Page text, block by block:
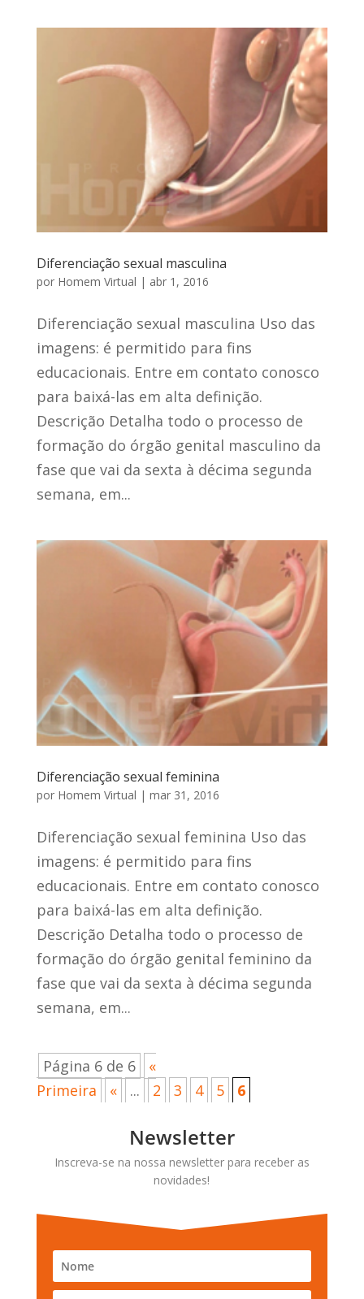
Diferenciação sexual masculina
por Homem Virtual | abr 1, 2016
Diferenciação sexual masculina Uso das
imagens: é permitido para fins
educacionais. Entre em contato conosco
para baixá-las em alta definição.
Descrição Detalha todo o processo de
formação do órgão genital masculino da
fase que vai da sexta à décima segunda
semana, em...
Diferenciação sexual feminina
por Homem Virtual | mar 31, 2016
Diferenciação sexual feminina Uso das
imagens: é permitido para fins
educacionais. Entre em contato conosco
para baixá-las em alta definição.
Descrição Detalha todo o processo de
formação do órgão genital feminino da
fase que vai da sexta à décima segunda
semana, em...
Página 6 de 6
«
Primeira
« ... 2 3 4 5 6
Newsletter
Inscreva-se na nossa newsletter para receber as
novidades!